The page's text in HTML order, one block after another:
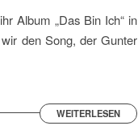
Album „Das Bin Ich“ in
den Song, der Gunter
WEITERLESEN